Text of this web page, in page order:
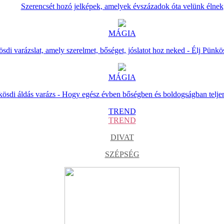
Szerencsét hozó jelképek, amelyek évszázadok óta velünk élnek
MÁGIA
varázslat, amely szerelmet, bőséget, jóslatot hoz neked - Élj
MÁGIA
áldás varázs - Hogy egész évben bőségben és boldogságban
TREND
TREND
DIVAT
SZÉPSÉG